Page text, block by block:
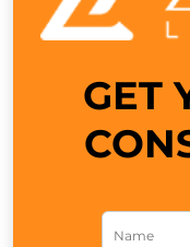
GET